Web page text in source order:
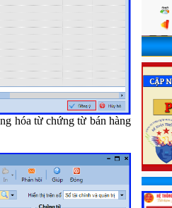
hóa từ chứng từ bán hàng